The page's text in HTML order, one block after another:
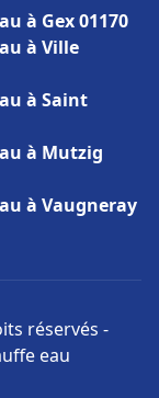
à Gex 01170
à Ville
à Saint
à Mutzig
à Vaugneray
réservés -
eau